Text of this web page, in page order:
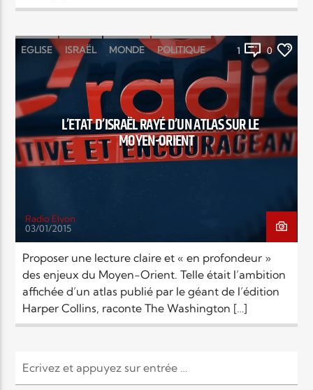
Elyon Hits
Elyon Live
Elyon Kids
EGLISE ISRAËL MONDE POLITIQUE
RELIGIONS
1 0
L’ETAT D’ISRAËL RAYÉ D’UN ATLAS SUR LE
MOYEN-ORIENT
Radio Elyon
03/01/2015
Proposer une lecture claire et « en profondeur »
des enjeux du Moyen-Orient. Telle était l’ambition
affichée d’un atlas publié par le géant de l’édition
Harper Collins, raconte The Washington […]